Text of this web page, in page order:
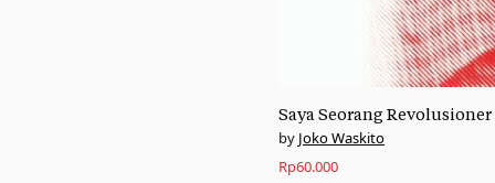
Saya Seorang Revolusioner
Joko Waskito
Rp60.000